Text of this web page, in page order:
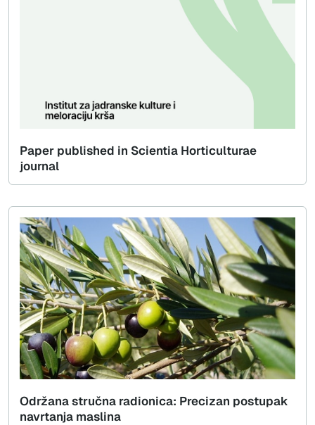
Paper published in Scientia Horticulturae
journal
Održana stručna radionica: Precizan postupak
navrtanja maslina